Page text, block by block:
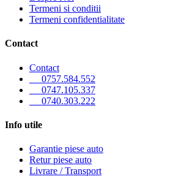
Termeni si conditii
Termeni confidentialitate
Contact
Contact
0757.584.552
0747.105.337
0740.303.222
Info utile
Garantie piese auto
Retur piese auto
Livrare / Transport